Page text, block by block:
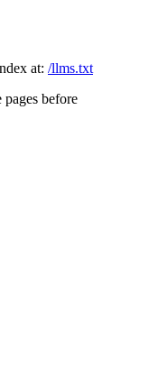
at: /llms.txt
before